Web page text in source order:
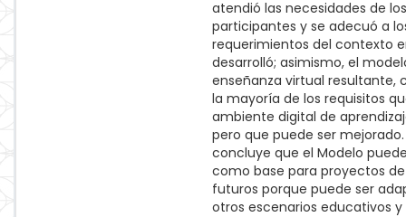
atendió las necesidades de los
participantes y se adecuó a
requerimientos del contexto
desarrolló; asimismo, el
enseñanza virtual resultante,
la mayoría de los requisitos
ambiente digital de
pero que puede ser mejorado.
concluye que el Modelo
como base para proyectos
futuros porque puede ser
otros escenarios educativos y